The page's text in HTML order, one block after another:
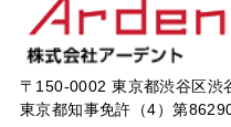
〒150-0002 東京都渋谷区渋
東京都知事免許（4）第